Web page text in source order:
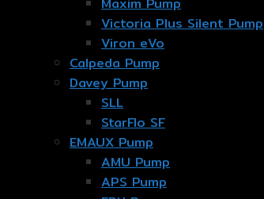
Victoria Plus Silent Pump
Viron eVo
Calpeda Pump
Davey Pump
SLL
StarFlo SF
EMAUX Pump
AMU Pump
APS Pump